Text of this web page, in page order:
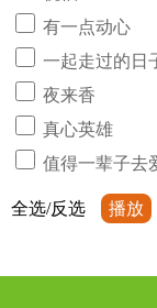
有一点动心
一起走过的日
夜来香
真心英雄
值得一辈子去
全选/反选 播放